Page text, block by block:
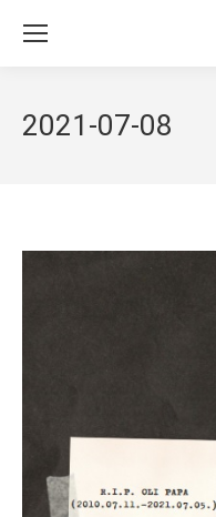
2021-07-08